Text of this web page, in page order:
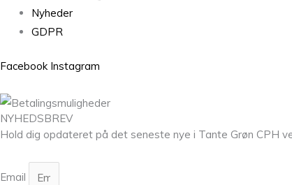
Nyheder
GDPR
Facebook Instagram
NYHEDSBREV
Hold dig opdateret på det seneste nye i Tante Grøn CPH
Email